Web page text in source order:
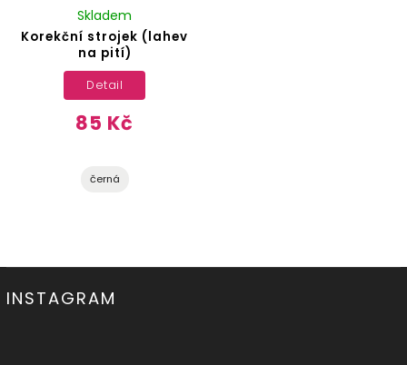
Korekční strojek (lahev
na pití)
Skladem
85 Kč
Detail
černá
INSTAGRAM